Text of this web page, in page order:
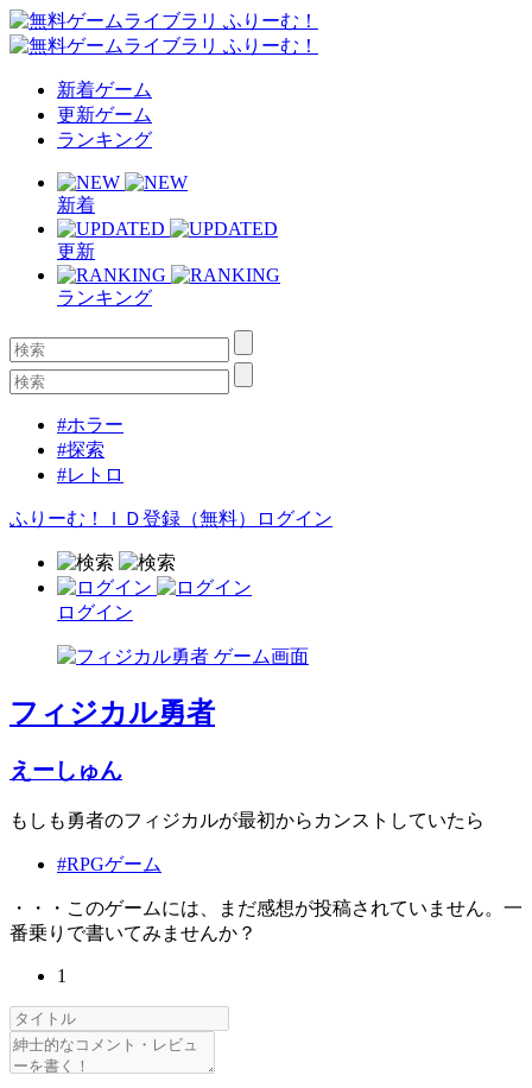
新着ゲーム
更新ゲーム
ランキング
新着
更新
ランキング
#ホラー
#探索
#レトロ
ふりーむ！ＩＤ登録（無料） ログイン
ログイン
フィジカル勇者
えーしゅん
もしも勇者のフィジカルが最初からカンストしていたら
#RPGゲーム
・・・このゲームには、まだ感想が投稿されていません。一
番乗りで書いてみませんか？
1